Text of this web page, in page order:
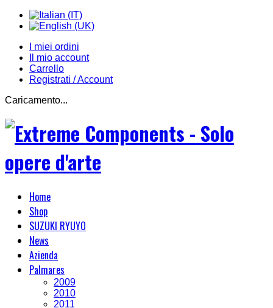
I miei ordini
Il mio account
Carrello
Registrati / Account
Caricamento...
Home
Shop
SUZUKI RYUYO
News
Azienda
Palmares
2009
2010
2011